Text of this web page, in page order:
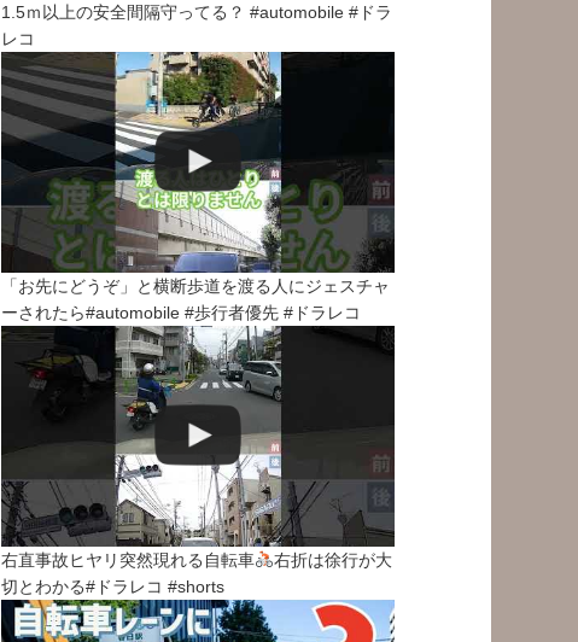
1.5ｍ以上の安全間隔守ってる？ #automobile #ドラ
レコ
「お先にどうぞ」と横断歩道を渡る人にジェスチャ
ーされたら#automobile #歩行者優先 #ドラレコ
右直事故ヒヤリ突然現れる自転車
右折は徐行が大
切とわかる#ドラレコ #shorts